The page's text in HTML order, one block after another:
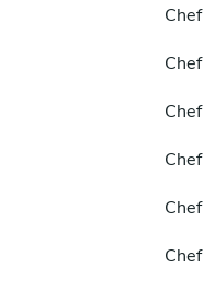
Chef
Chef
Chef
Chef
Chef
Chef